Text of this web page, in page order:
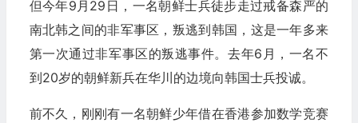
但今年9月29日，一名朝鲜士兵徒步走过戒备森严的
南北韩之间的非军事区，叛逃到韩国，这是一年多来
第一次通过非军事区的叛逃事件。去年6月，一名不
到20岁的朝鲜新兵在华川的边境向韩国士兵投诚。
前不久，刚刚有一名朝鲜少年借在香港参加数学竞赛